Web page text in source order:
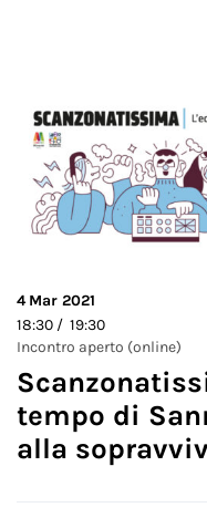
4 Mar 2021
18:30 / 19:30
Incontro aperto (online)
tempo di
alla